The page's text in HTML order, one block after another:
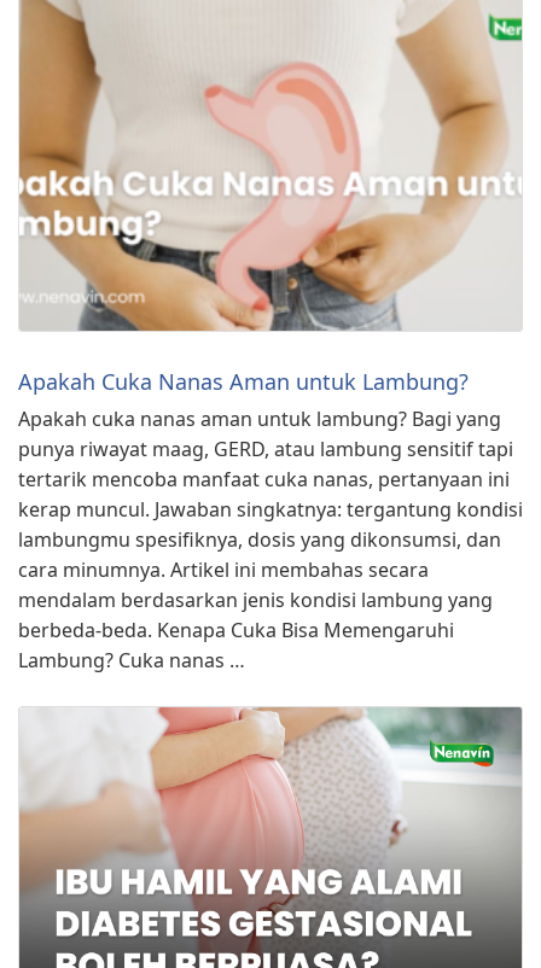
Apakah Cuka Nanas Aman untuk Lambung?
Apakah cuka nanas aman untuk lambung? Bagi yang
punya riwayat maag, GERD, atau lambung sensitif tapi
tertarik mencoba manfaat cuka nanas, pertanyaan ini
kerap muncul. Jawaban singkatnya: tergantung kondisi
lambungmu spesifiknya, dosis yang dikonsumsi, dan
cara minumnya. Artikel ini membahas secara
mendalam berdasarkan jenis kondisi lambung yang
berbeda-beda. Kenapa Cuka Bisa Memengaruhi
Lambung? Cuka nanas …